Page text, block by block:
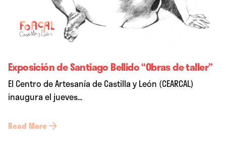
Exposición de Santiago Bellido “Obras de taller”
El Centro de Artesanía de Castilla y León (CEARCAL)
inaugura el jueves...
Read More